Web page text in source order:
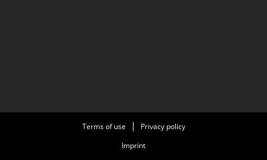
Terms of use
Privacy policy
Imprint